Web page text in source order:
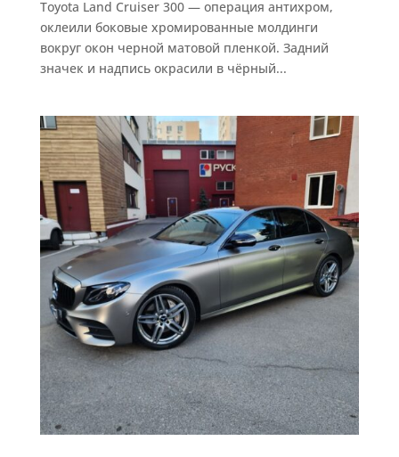
Toyota Land Cruiser 300 — операция антихром,
оклеили боковые хромированные молдинги
вокруг окон черной матовой пленкой. Задний
значек и надпись окрасили в чёрный...